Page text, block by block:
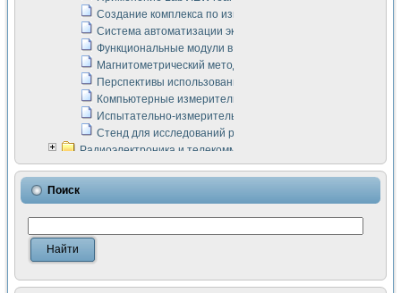
Создание комплекса по измерению скорости подвижного
Система автоматизации экспериментальных
Функциональные модули в стандарте Nl SCXI для
Магнитометрический метод в дефектоскопии сварных
Перспективы использования машинного зрения в
Компьютерные измерительные системы для
Испытательно-измерительный комплекс аппаратуры для
Стенд для исследований рабочих процессов ДВС в
Радиоэлектроника и телекоммуникации
LabVIEW в расчетах радиолиний систем передачи данных
Аппаратно-программный комплекс для исследования
Виртуальный лабораторный стенд для исследования
Измерение шумовых параметров операционных
Измерительный преобразователь на основе цифровой
Использование NI LabVIEW для математического
Поиск